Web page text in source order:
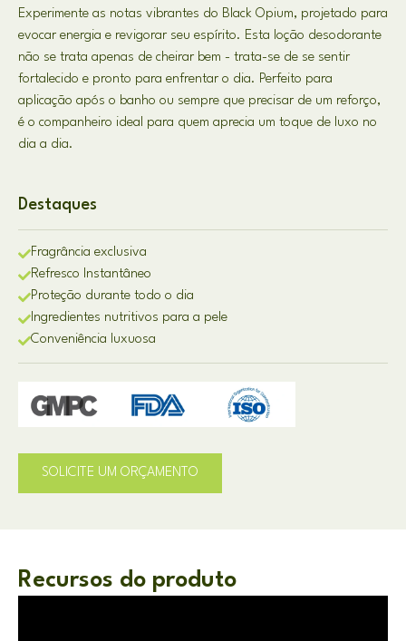
Experimente as notas vibrantes do Black Opium, projetado para
evocar energia e revigorar seu espírito. Esta loção desodorante
não se trata apenas de cheirar bem - trata-se de se sentir
fortalecido e pronto para enfrentar o dia. Perfeito para
aplicação após o banho ou sempre que precisar de um reforço,
é o companheiro ideal para quem aprecia um toque de luxo no
dia a dia.
Destaques
Fragrância exclusiva
Refresco Instantâneo
Proteção durante todo o dia
Ingredientes nutritivos para a pele
Conveniência luxuosa
SOLICITE UM ORÇAMENTO
Recursos do produto